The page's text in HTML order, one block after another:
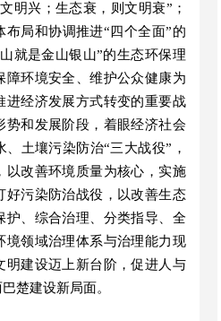
明兴；生态衰 ， 则文明衰” ；
布局和协调推进“ 四个全面”的
就是金山银山”的生态环保理
障环境安全、维护公众健康为
进经济发展方式转变的重要战
势和发展阶段，着眼经济社会
、土壤污染防治“三大战役” ，
以改善环境质量为核心，实施
污染防治战役， 以改善生态
护、综合治理、分类指导、全
境领域治理体系与治理能力现
明建设迈上新台阶，促进人与
巴楚建设新局面。